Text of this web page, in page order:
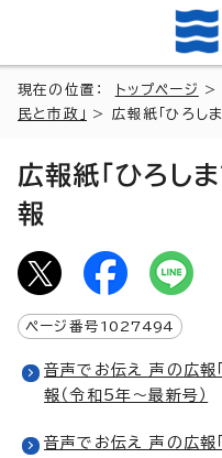
現在の位置： トップページ
民と市政」
> 広報紙「ひろし
広報紙「ひろし
報
ページ番号 1027494
音声でお伝え 声の広報
報（令和5年～最新号）
音声でお伝え 声の広報